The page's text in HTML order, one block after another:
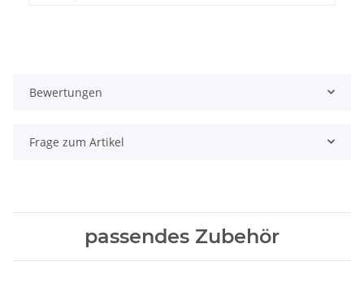
Bewertungen
Frage zum Artikel
passendes Zubehör